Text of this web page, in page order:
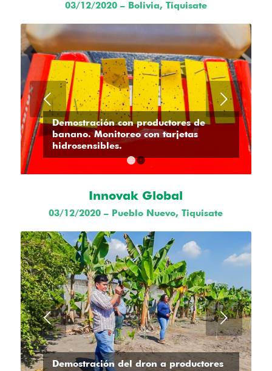
03/12/2020 – Bolivia, Tiquisate
Demostración con productores de
banano. Monitoreo con tarjetas
hidrosensibles.
Posterior
Innovak Global
03/12/2020 – Pueblo Nuevo, Tiquisate
Demostración del dron a productores
Posterior